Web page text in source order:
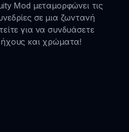
Mod μεταμορφώνει τις
σε μια ζωντανή
για να συνδυάσετε
και χρώματα!